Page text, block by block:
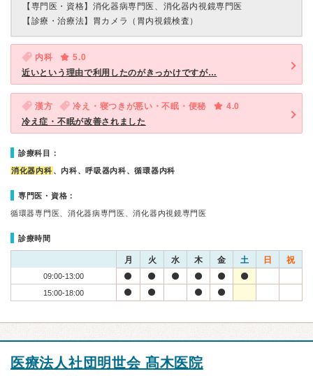
【専門医・資格】 消化器病専門医、消化器内視鏡専門医
【診療・治療法】 胃カメラ（胃内視鏡検査）
内科
5.0
近いという理由で利用したのがきっかけですが…
漢方 冷え・寝つきが悪い・不眠・便秘
4.0
冷え症・不眠が改善されました
診療科目：
消化器内科 、内科、呼吸器内科、循環器内科
専門医・資格：
循環器専門医、消化器病専門医、消化器内視鏡専門医
診療時間
月 火 水 木 金 土 日 祝
09:00-13:00
15:00-18:00
医療法人社団明世会 髙木医院